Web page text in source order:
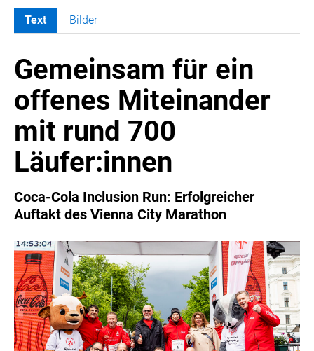
MELDUNGEN
COCA-COLA
COCA-COLA HBC ÖSTERREICH
RÖMERQUELLE
ÖSTERREICHISCHE SPORTHILFE
KESCH
BARFLY'S CLUB
SPORTS MEDIA AUSTRIA
RECYCLEMICH-INITIATIVE
VIER HOCH VIER
ALFIES
HANNERSBERG
WILHELM-EXNER-MEDAILLEN STIFTUNG
Text Bilder
Gemeinsam für ein
offenes Miteinander
mit rund 700
Läufer:innen
Coca-Cola Inclusion Run: Erfolgreicher
Auftakt des Vienna City Marathon